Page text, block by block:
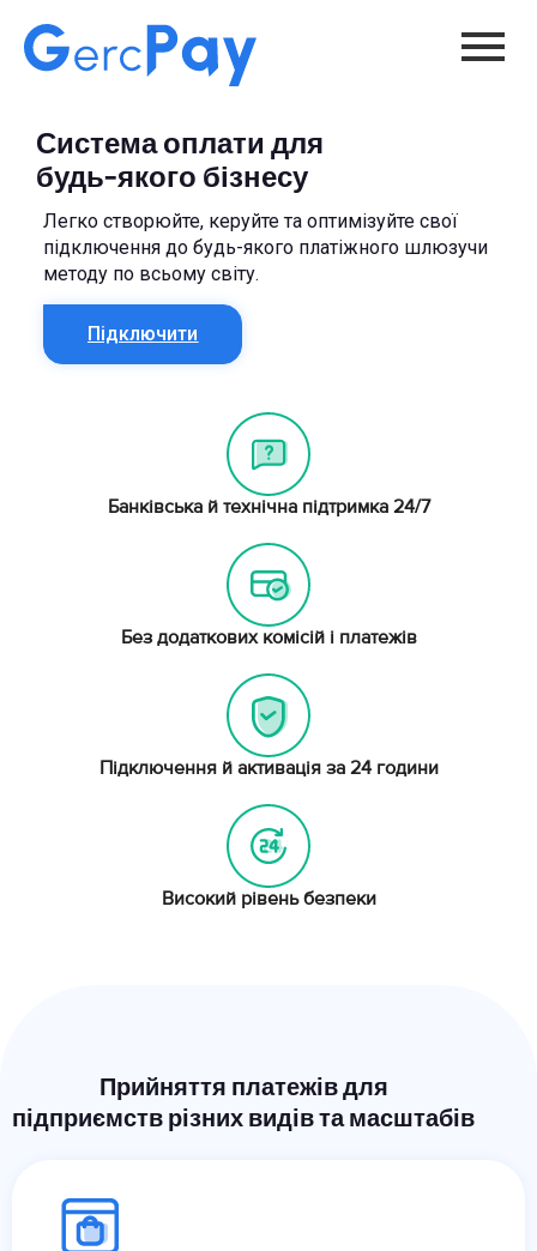
Система оплати для
будь-якого бізнесу
Легко створюйте, керуйте та оптимізуйте свої
підключення до будь-якого платіжного шлюзучи
методу по всьому світу.
Підключити
Банківська й технічна підтримка 24/7
Без додаткових комісій і платежів
Підключення й активація за 24 години
Високий рівень безпеки
Прийняття платежів для
підприємств різних видів та масштабів